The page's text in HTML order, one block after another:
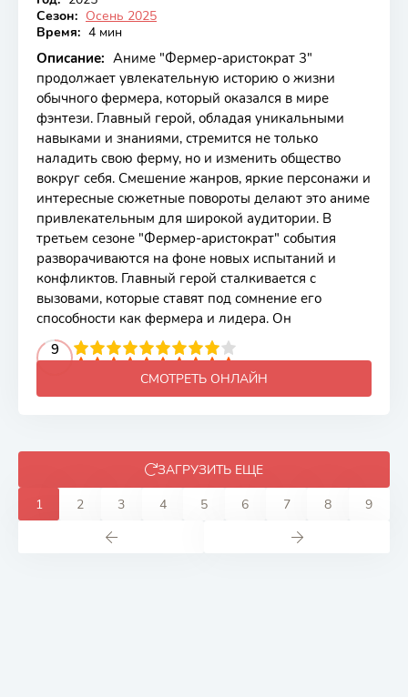
Сезон: Осень 2025
Время: 4 мин
Описание: Аниме "Фермер-аристократ 3"
продолжает увлекательную историю о жизни
обычного фермера, который оказался в мире
фэнтези. Главный герой, обладая уникальными
навыками и знаниями, стремится не только
наладить свою ферму, но и изменить общество
вокруг себя. Смешение жанров, яркие персонажи и
интересные сюжетные повороты делают это аниме
привлекательным для широкой аудитории. В
третьем сезоне "Фермер-аристократ" события
разворачиваются на фоне новых испытаний и
конфликтов. Главный герой сталкивается с
вызовами, которые ставят под сомнение его
способности как фермера и лидера. Он
9
4 5 6 7 8 9 10
СМОТРЕТЬ ОНЛАЙН
ЗАГРУЗИТЬ ЕЩЕ
1
2 3 4 5 6 7 8 9